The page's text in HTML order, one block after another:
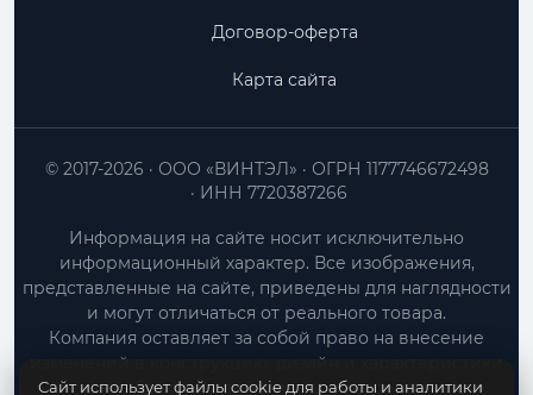
Договор-оферта
Карта сайта
ООО «ВИНТЭЛ»
ОГРН 1177746672498
ИНН 7720387266
© 2017-2026
Информация на сайте носит исключительно
информационный характер. Все изображения,
представленные на сайте, приведены для наглядности
и могут отличаться от реального товара.
Компания оставляет за собой право на внесение
изменений в конструкцию, дизайн и характеристики
товара без предварительного уведомления.
Сайт использует файлы cookie для работы и аналитики